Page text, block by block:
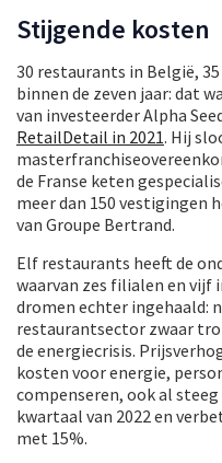
Stijgende kosten
30 restaurants in België,
binnen de zeven jaar: dat
van investeerder Alpha
RetailDetail in 2021. Hij
de Franse keten
meer dan 150 vestigingen
van Groupe Bertrand.
Elf restaurants heeft de
waarvan zes filialen en vijf
dromen echter ingehaald:
restaurantsector zwaar
de energiecrisis.
kosten voor energie,
compenseren, ook al
kwartaal van 2022 en
met 15%.